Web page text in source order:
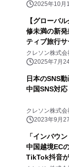
2025年10月
【グローバ
修未満の新
ティブ旅行
クレソン株式会
2025年7月
日本のSNS
中国SNS対応
クレソン株式会
2023年9月
「インバウ
中国越境EC
TikTok抖音